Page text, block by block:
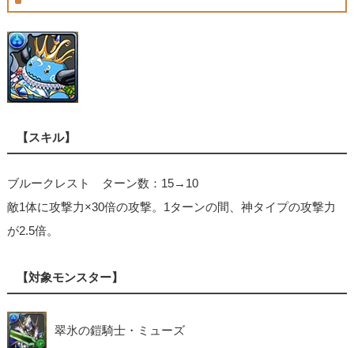
【スキル】
ブルークレスト ターン数：15→10
敵1体に攻撃力×30倍の攻撃。1ターンの間、神タイプの攻撃力
が2.5倍。
【対象モンスター】
翠氷の鎧騎士・ミューズ